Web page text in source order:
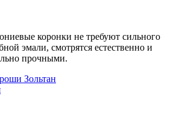
коронки не требуют сильного
эмали, смотрятся естественно и
прочными.
Зольтан